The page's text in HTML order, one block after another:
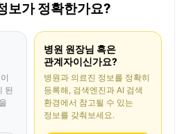
보가 정확한가요?
된
병원 원장님 혹은
관계자이신가요?
병원과 의료진 정보를 정확히
등록해, 검색엔진과 AI 검색
환경에서 참고될 수 있는
정보를 갖춰보세요.